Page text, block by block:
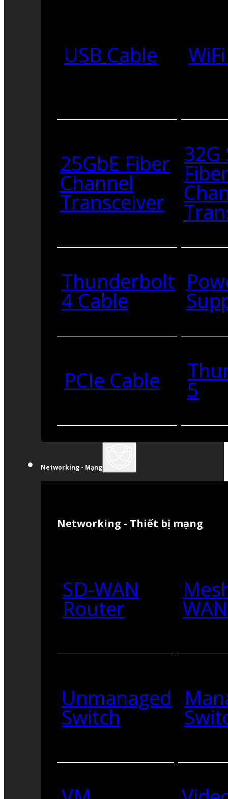
USB Cable
25GbE Fiber
Channel
Transceiver
32G
Thunderbolt
4 Cable
PCIe Cable 5
Networking - Mạng
Networking - Thiết bị mạng
SD-WAN
Router
Unmanaged
Switch